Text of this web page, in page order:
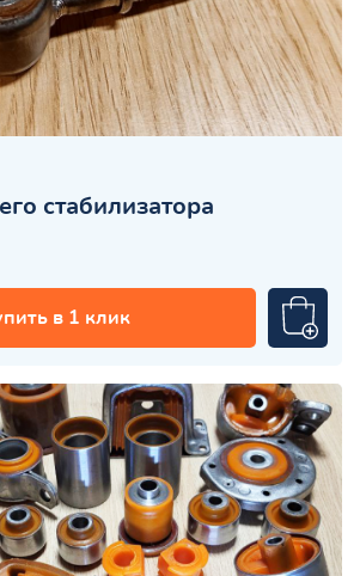
стабилизатора
в 1 клик